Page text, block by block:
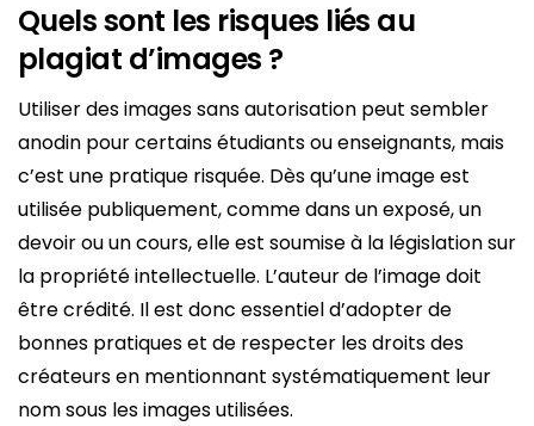
Quels sont les risques liés au
plagiat d’images ?
Utiliser des images sans autorisation peut sembler
anodin pour certains étudiants ou enseignants, mais
c’est une pratique risquée. Dès qu’une image est
utilisée publiquement, comme dans un exposé, un
devoir ou un cours, elle est soumise à la législation sur
la propriété intellectuelle. L’auteur de l’image doit
être crédité. Il est donc essentiel d’adopter de
bonnes pratiques et de respecter les droits des
créateurs en mentionnant systématiquement leur
nom sous les images utilisées.